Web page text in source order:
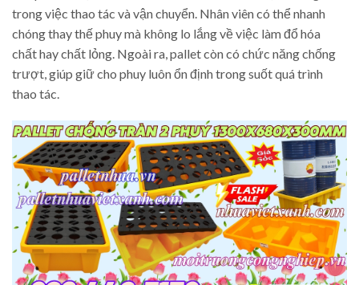
trong việc thao tác và vận chuyển. Nhân viên có thể nhanh
chóng thay thế phuy mà không lo lắng về việc làm đổ hóa
chất hay chất lỏng. Ngoài ra, pallet còn có chức năng chống
trượt, giúp giữ cho phuy luôn ổn định trong suốt quá trình
thao tác.